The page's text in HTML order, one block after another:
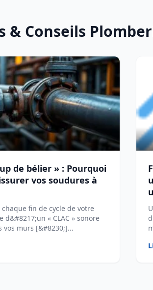
& Conseils
de bélier » : Pourquoi
vos soudures à
fin de cycle de votre
d&#8217;un « CLAC » sonore
vos murs [&#8230;]...